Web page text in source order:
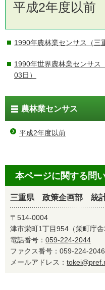
平成2年度以前
1990年農林業センサス（三
1990年世界農林業センサ
03日）
農林業センサス
平成2年度以前
本ページに関する問
三重県 政策企画部 統
〒514-0004
津市栄町1丁目954（栄町庁舎
電話番号： 059-224-2044
ファクス番号：059-224-
メールアドレス：